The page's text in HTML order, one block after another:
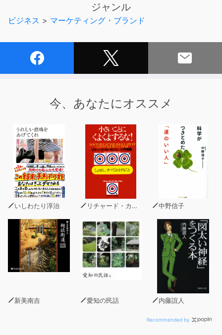
不労所得を構築することも可能です。
たい人に向けて役立つ情報を発信しています。
本書はその第1弾の「マインドセット編」です。
ジャンル
ビジネス > マーケティング・ブランド
今、あなたにオススメ
いしわたり淳治 リチャード・カールソン 中野信子
新美南吉 愛知の民話 内藤誼人
Recommended by